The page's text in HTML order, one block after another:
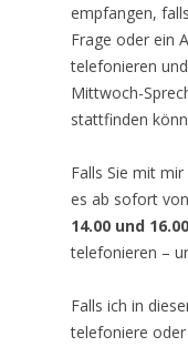
empfangen,
Frage oder ein
telefonieren
Mittwoch-
stattfinden
Falls Sie mit
es ab sofort von
14.00 und
telefonieren –
Falls ich in
telefoniere oder